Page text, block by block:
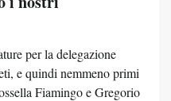
per la delegazione
e quindi nemmeno primi
Fiamingo e Gregorio